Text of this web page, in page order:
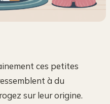
ces petites
à du
sur leur origine.